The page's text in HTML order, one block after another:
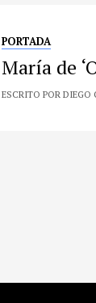
PORTADA
María de
ESCRITO POR DIEGO